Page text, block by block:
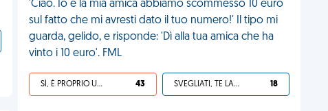
'Ciao. Io e la mia amica abbiamo scommesso 10 euro
sul fatto che mi avresti dato il tuo numero!' Il tipo mi
guarda, gelido, e risponde: 'Dì alla tua amica che ha
vinto i 10 euro'. FML
SÌ, È PROPRIO UNA VDM! 43 SVEGLIATI, TE LA SEI CERCATA! 18